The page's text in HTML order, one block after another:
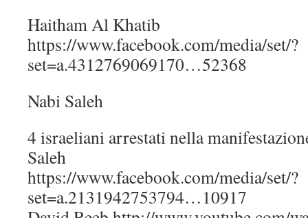
Haitham Al Khatib
https://www.facebook.com/media/set/?
set=a.4312769069170…52368
Nabi Saleh
4 israeliani arrestati nella
Saleh
https://www.facebook.com/media/set/?
set=a.2131942753794…10917